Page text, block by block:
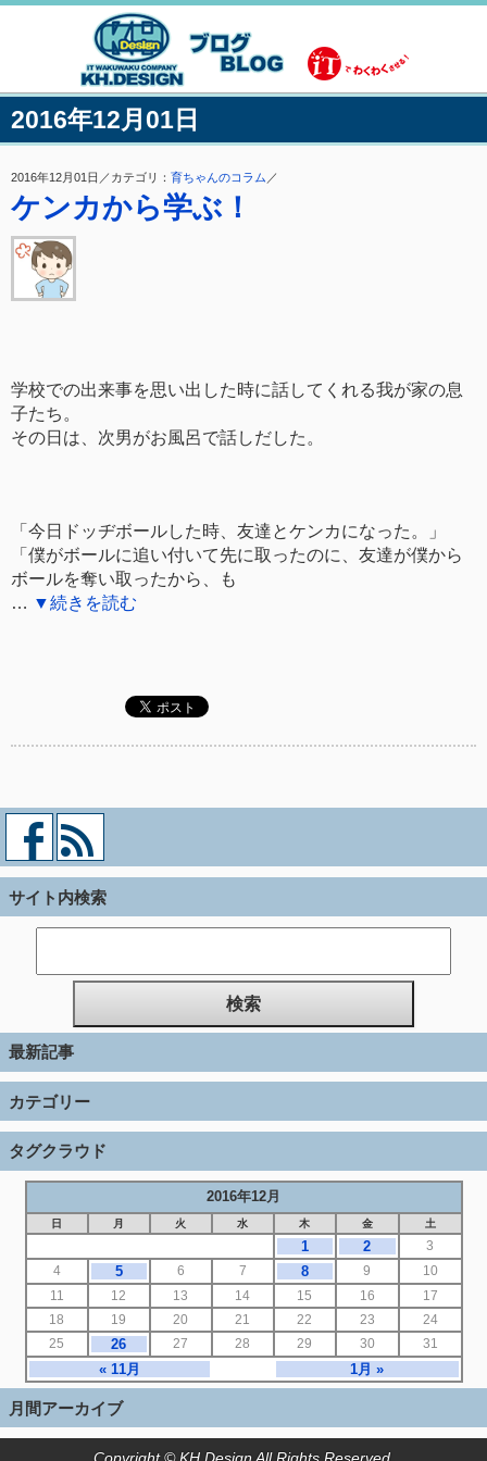
2016年12月01日
2016年12月01日／カテゴリ： 育ちゃんのコラム ／
ケンカから学ぶ！
学校での出来事を思い出した時に話してくれる我が家の息
子たち。
その日は、次男がお風呂で話しだした。
「今日ドッヂボールした時、友達とケンカになった。」
「僕がボールに追い付いて先に取ったのに、友達が僕から
ボールを奪い取ったから、も
… ▼続きを読む
サイト内検索
最新記事
カテゴリー
タグクラウド
2016年12月
日 月 火 水 木 金 土
« 11月 1月 »
1 2
3
4
5 6 7 8 9
10
11
12 13 14 15 16
17
18
19 20 21 22 23
24
25
26 27 28 29 30 31
月間アーカイブ
Copyright © KH.Design All Rights Reserved.